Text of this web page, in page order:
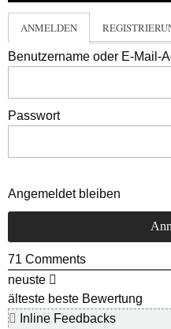
ANMELDEN
Benutzername oder E-Mail-
Passwort
Angemeldet bleiben
71 Comments
neuste
älteste beste Bewertung
Inline Feedbacks